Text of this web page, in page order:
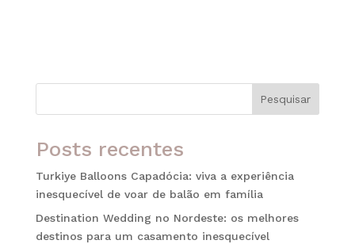
Pesquisar
Posts recentes
Turkiye Balloons Capadócia: viva a experiência
inesquecível de voar de balão em família
Destination Wedding no Nordeste: os melhores
destinos para um casamento inesquecível